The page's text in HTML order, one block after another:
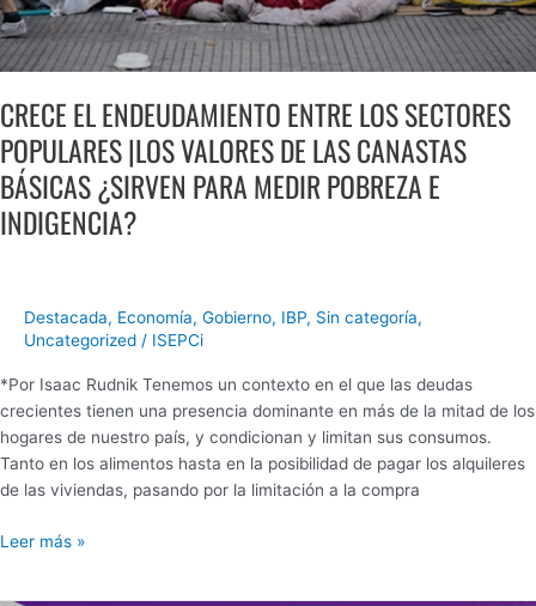
CRECE EL ENDEUDAMIENTO ENTRE LOS SECTORES
POPULARES |LOS VALORES DE LAS CANASTAS
BÁSICAS ¿SIRVEN PARA MEDIR POBREZA E
INDIGENCIA?
Destacada, Economía, Gobierno, IBP, Sin categoría,
Uncategorized / ISEPCi
*Por Isaac Rudnik Tenemos un contexto en el que las deudas
crecientes tienen una presencia dominante en más de la mitad de los
hogares de nuestro país, y condicionan y limitan sus consumos.
Tanto en los alimentos hasta en la posibilidad de pagar los alquileres
de las viviendas, pasando por la limitación a la compra
PARA
MEDIR
POBREZA
INDIGENCIA?
Leer más »